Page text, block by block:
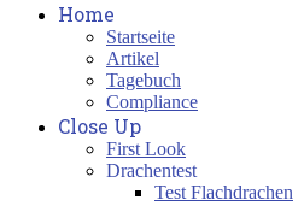
Home
Startseite
Artikel
Tagebuch
Compliance
Close Up
First Look
Drachentest
Test Flachdrachen